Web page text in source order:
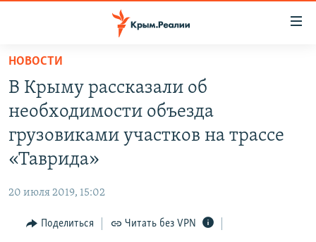
Вернуться
основному
содержанию
главной
Вернутся
поиску
СПЕЦПРОЕКТЫ
КАРТА ВОЕННЫХ ОБЪЕКТОВ КРЫМА
ИСТОРИЯ
ИНФОГРАФИКА
РАДІО СВОБОДА
КАК ОБОЙТИ БЛОКИРОВКУ
НОВОСТИ
В Крыму рассказали об
необходимости объезда
грузовиками участков на трассе
«Таврида»
20 июля 2019, 15:02
Поделиться Читать без VPN